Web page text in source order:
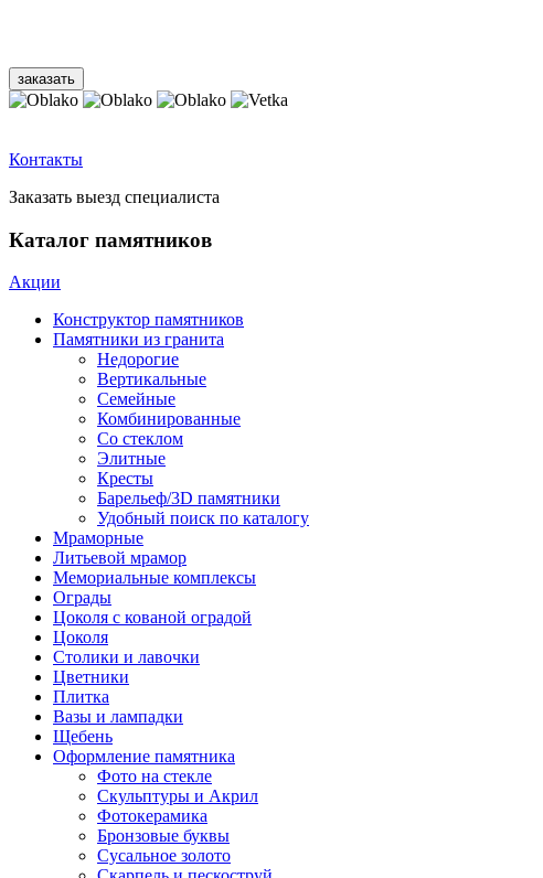
Контакты
Заказать выезд специалиста
Каталог памятников
Акции
Конструктор памятников
Памятники из гранита
Недорогие
Вертикальные
Семейные
Комбинированные
Со стеклом
Элитные
Кресты
Барельеф/3D памятники
Удобный поиск по каталогу
Мраморные
Литьевой мрамор
Мемориальные комплексы
Ограды
Цоколя с кованой оградой
Цоколя
Столики и лавочки
Цветники
Плитка
Вазы и лампадки
Щебень
Оформление памятника
Фото на стекле
Скульптуры и Акрил
Фотокерамика
Бронзовые буквы
Сусальное золото